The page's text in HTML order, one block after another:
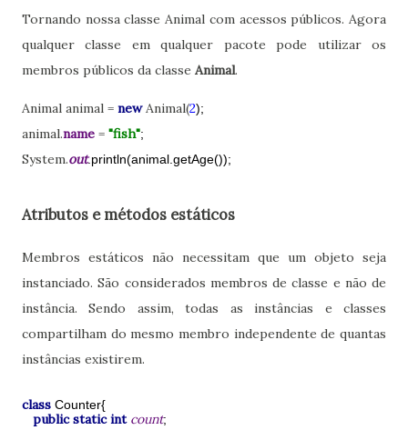
Tornando nossa classe Animal com acessos públicos. Agora
qualquer classe em qualquer pacote pode utilizar os
membros públicos da classe Animal.
Animal animal = newAnimal(2);
animal.name = "fish";
System.out.println(animal.getAge());
Atributos e métodos estáticos
Membros estáticos não necessitam que um objeto seja
instanciado. São considerados membros de classe e não de
instância. Sendo assim, todas as instâncias e classes
compartilham do mesmo membro independente de quantas
instâncias existirem.
class Counter{
public static int count;